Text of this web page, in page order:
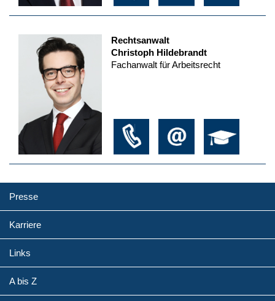
Rechtsanwalt
Christoph Hildebrandt
Fachanwalt für Arbeitsrecht
Presse
Karriere
Links
A bis Z